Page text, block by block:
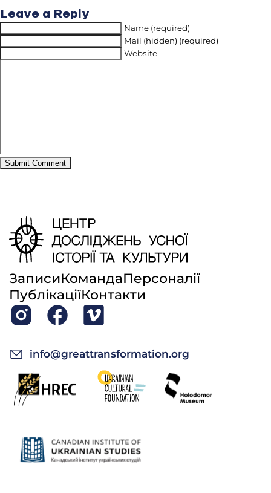
Leave a Reply
Name (required)
Mail (hidden) (required)
Website
ЗаписиКомандаПерсоналії
ПублікаціїКонтакти
info@greattransformation.org